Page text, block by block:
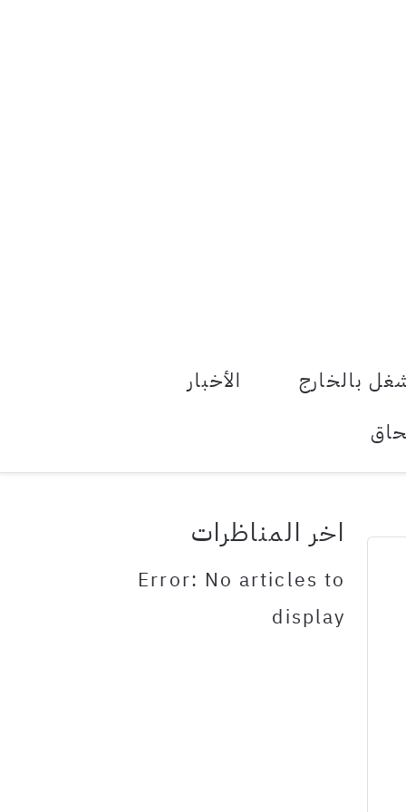
بالخارج
الأخبار
اخر المناظرات
Error: No articles to
display